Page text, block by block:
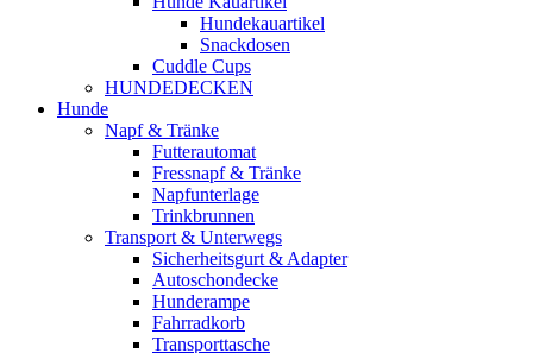
Hundekauartikel
Snackdosen
Cuddle Cups
HUNDEDECKEN
Hunde
Napf & Tränke
Futterautomat
Fressnapf & Tränke
Napfunterlage
Trinkbrunnen
Transport & Unterwegs
Sicherheitsgurt & Adapter
Autoschondecke
Hunderampe
Fahrradkorb
Transporttasche